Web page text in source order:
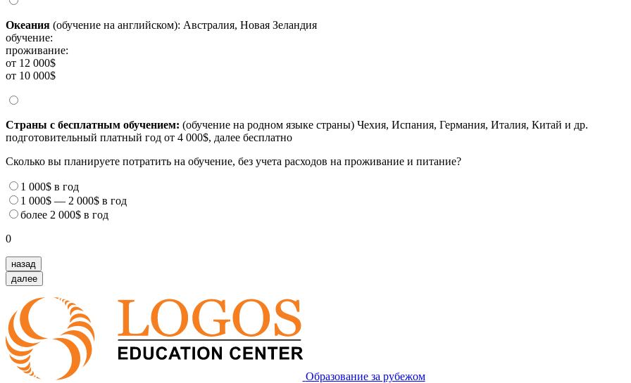
Океания (обучение на английском): Австралия, Новая Зеландия
обучение:
проживание:
от 12 000$
от 10 000$
Страны с бесплатным обучением: (обучение на родном языке страны) Чехия, Испания, Германия, Италия, Китай и др.
подготовительный платный год от 4 000$, далее бесплатно
Сколько вы планируете потратить на обучение, без учета расходов на проживание и питание?
1 000$ в год
1 000$ — 2 000$ в год
более 2 000$ в год
0
назад
далее
Образование за рубежом